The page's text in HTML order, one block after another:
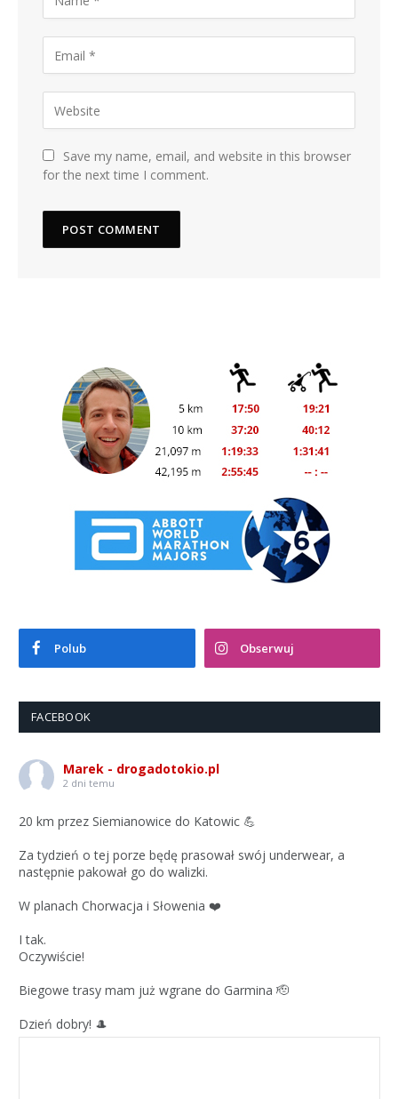
Save my name, email, and website in this browser
for the next time I comment.
Polub Obserwuj
FACEBOOK
Marek - drogadotokio.pl
2 dni temu
20 km przez Siemianowice do Katowic 💪
Za tydzień o tej porze będę prasował swój underwear, a
następnie pakował go do walizki.
W planach Chorwacja i Słowenia ❤️
I tak.
Oczywiście!
Biegowe trasy mam już wgrane do Garmina 🫡
Dzień dobry! 🎩